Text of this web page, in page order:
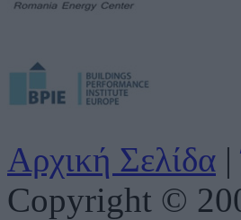
Αρχική Σελίδα |
Copyright ©